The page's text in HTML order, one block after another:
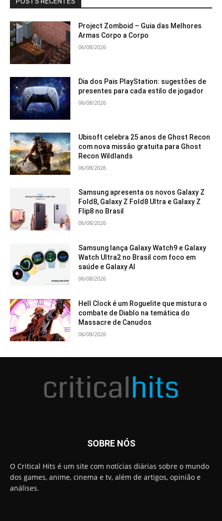
Project Zomboid – Guia das Melhores
Armas Corpo a Corpo
06/08/2026
Dia dos Pais PlayStation: sugestões de
presentes para cada estilo de jogador
06/08/2026
Ubisoft celebra 25 anos de Ghost Recon
com nova missão gratuita para Ghost
Recon Wildlands
06/08/2026
Samsung apresenta os novos Galaxy Z
Fold8, Galaxy Z Fold8 Ultra e Galaxy Z
Flip8 no Brasil
06/08/2026
Samsung lança Galaxy Watch9 e Galaxy
Watch Ultra2 no Brasil com foco em
saúde e Galaxy AI
06/08/2026
Hell Clock é um Roguelite que mistura o
combate de Diablo na temática do
Massacre de Canudos
06/08/2026
SOBRE NÓS
O Critical Hits é um site com notícias diárias sobre o mundo
dos games, anime, cinema e tv, além de artigos, opinião e
análises.